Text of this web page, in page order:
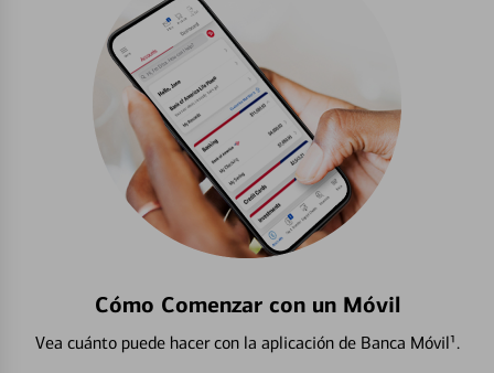
Cómo Comenzar con un Móvil
Vea cuánto puede hacer con la aplicación de Banca Móvil¹.